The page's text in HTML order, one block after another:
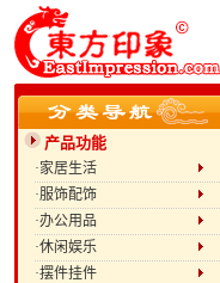
产品功能
·家居生活
·服饰配饰
·办公用品
·休闲娱乐
·摆件挂件